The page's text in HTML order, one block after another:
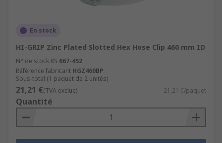
En stock
HI-GRIP Zinc Plated Slotted Hex Hose Clip 460 mm ID
N° de stock RS 667-452
Référence fabricant HGZ460BP
Sous-total (1 paquet de 2 unités)
21,21 €(TVA exclue) 21,21 €/paquet
Quantité